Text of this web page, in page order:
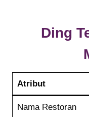
Ding
Atribut
Nama Restoran